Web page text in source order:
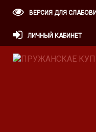
ВЕРСИЯ ДЛЯ
ЛИЧНЫЙ КАБИНЕТ